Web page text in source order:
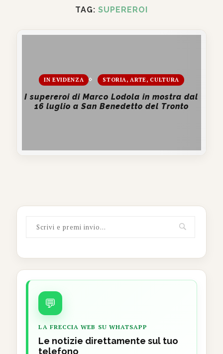
TAG: SUPEREROI
IN EVIDENZA STORIA, ARTE, CULTURA
I supereroi di Marco Lodola in mostra dal
16 luglio a San Benedetto del Tronto
💬
LA FRECCIA WEB SU WHATSAPP
Le notizie direttamente sul tuo
telefono